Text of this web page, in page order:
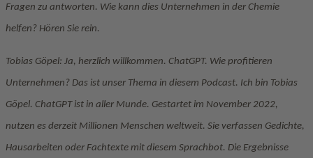
Fragen zu antworten. Wie kann dies Unternehmen in der Chemie
helfen? Hören Sie rein.
Tobias Göpel: Ja, herzlich willkommen. ChatGPT. Wie profitieren
Unternehmen? Das ist unser Thema in diesem Podcast. Ich bin Tobias
Göpel. ChatGPT ist in aller Munde. Gestartet im November 2022,
nutzen es derzeit Millionen Menschen weltweit. Sie verfassen Gedichte,
Hausarbeiten oder Fachtexte mit diesem Sprachbot. Die Ergebnisse